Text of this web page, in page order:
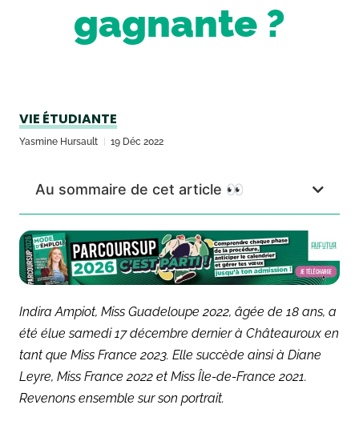
gagnante ?
VIE ÉTUDIANTE
Yasmine Hursault 19 Déc 2022
Au sommaire de cet article 👀
Indira Ampiot, Miss Guadeloupe 2022, âgée de 18 ans, a
été élue samedi 17 décembre dernier à Châteauroux en
tant que Miss France 2023. Elle succède ainsi à Diane
Leyre, Miss France 2022 et Miss Île-de-France 2021.
Revenons ensemble sur son portrait.